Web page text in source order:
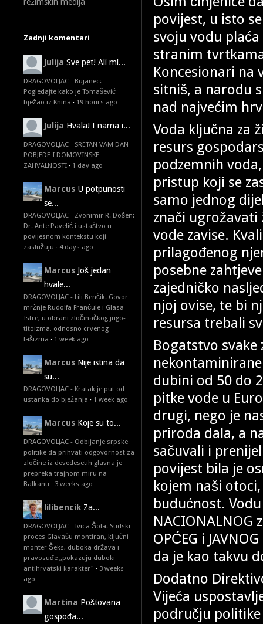
Zadnji komentari
Julija Sve pet! Ali mi...
DRAGOVOLJAC - Bujanec:
Pogledajte kako je Tomašević
bježao iz Knina · 19 hours ago
Julija Hvala! I nama i...
DRAGOVOLJAC - SRETAN VAM DAN
POBJEDE I DOMOVINSKE
ZAHVALNOSTI · 1 day ago
Marcus U potpunosti
se...
DRAGOVOLJAC - Zvonimir R. Došen:
Dr. Ante Pavelić i ustaštvo u
povijesnom kontekstu koji
zaslužuju · 4 days ago
Marcus Još jedan
hvale...
DRAGOVOLJAC - Lili Benčik: Govor
mržnje Rudolfa Frančule i Glasa
Istre, u obrani zločinačkog jugo-
titoizma, odnosno crvenog
fašizma · 1 week ago
Marcus Nije istina da
su...
DRAGOVOLJAC - Kratak je put od
ustanka do bježanja · 1 week ago
Marcus Koje su to...
DRAGOVOLJAC - Odbijanje srpske
politike da prihvati odgovornost za
zločine iz devedesetih glavna je
prepreka trajnom miru na
Balkanu · 3 weeks ago
lilibencik Za...
DRAGOVOLJAC - Ivica Šola: Sudski
proces Glavašu montiran, ključni
monter Šeks, duboka država i
pravosuđe „pokazuju duboki
antihrvatski karakter" · 3 weeks
ago
Martina Poštovana
gospođa...
povijest, u isto
svoju vodu
stranim
Koncesionari na
sitniš, a narodu
nad najvećim
Voda ključna za
resurs
podzemnih
pristup koji se
samo jednog
znači ugrožavati
vode zavise.
prilagođenog
posebne
zajedničko
njoj ovise, te bi
resursa trebali
Bogatstvo svake
dubini od 50 do
pitke vode u
drugi, nego je
priroda dala, a
sačuvali i
povijest bila je
kojem naši
budućnost.
OPĆEG i
da je kao takvu
Dodatno
Vijeća
području